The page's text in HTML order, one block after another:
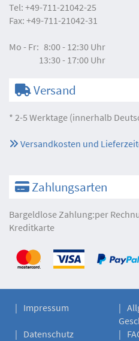
Tel: +49-711-21042-25
Fax: +49-711-21042-31
Mo - Fr: 8:00 - 12:30 Uhr
13:30 - 17:00 Uhr
Versand
* 2-5 Werktage (innerhalb
Versandkosten und
Zahlungsarten
Bargeldlose Zahlung:per
Kreditkarte
Impressum
Datenschutz